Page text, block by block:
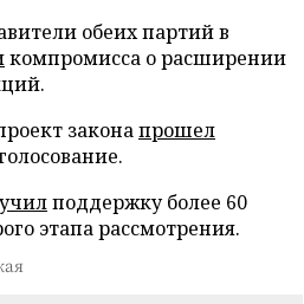
обеих партий в
компромисса о расширении
законапрошел
поддержку более 60
этапа рассмотрения.